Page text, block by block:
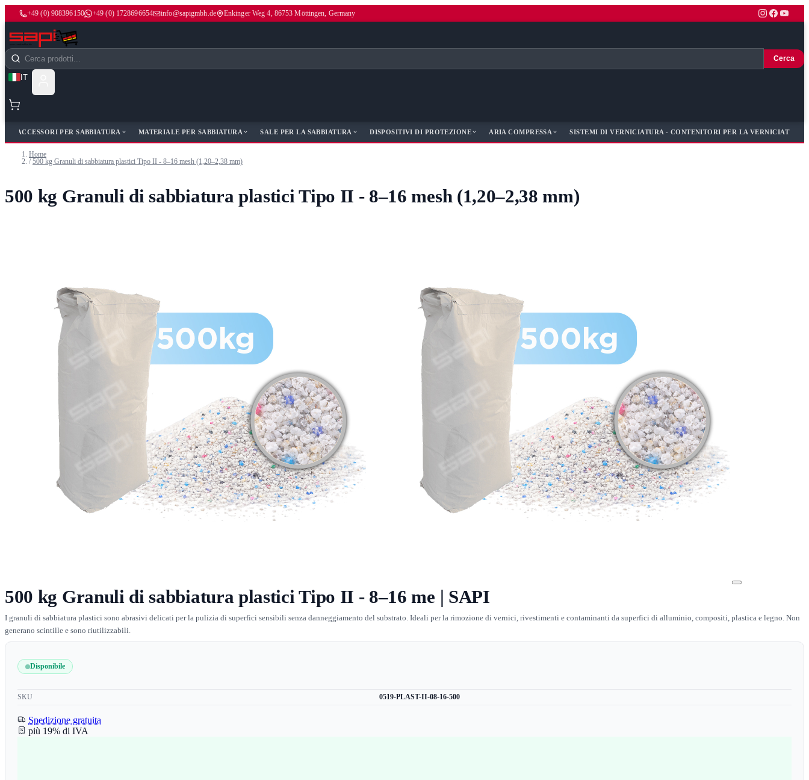
+49 (0) 908396150 +49 (0) 1728696654 info@sapigmbh.de Enkinger Weg 4, 86753 Möttingen, Germany
Cerca Cerca
IT
ACCESSORI PER SABBIATURA MATERIALE PER SABBIATURA SALE PER LA SABBIATURA DISPOSITIVI DI PROTEZIONE ARIA COMPRESSA SISTEMI DI VERNICIATURA - CONTENITORI PER LA VERNICIATURA
Home
/ 500 kg Granuli di sabbiatura plastici Tipo II - 8–16 mesh (1,20–2,38 mm)
500 kg Granuli di sabbiatura plastici Tipo II - 8–16 mesh (1,20–2,38 mm)
500 kg Granuli di sabbiatura plastici Tipo II - 8–16 me | SAPI
I granuli di sabbiatura plastici sono abrasivi delicati per la pulizia di superfici sensibili senza danneggiamento del substrato. Ideali per la rimozione di vernici, rivestimenti e contaminanti da superfici di alluminio, compositi, plastica e legno. Non
generano scintille e sono riutilizzabili.
Disponibile
SKU 0519-PLAST-II-08-16-500
Spedizione gratuita
più 19% di IVA